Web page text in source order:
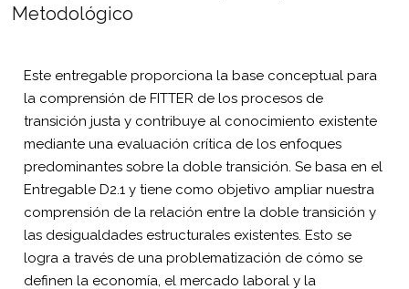
Metodológico
Este entregable proporciona la base conceptual para
la comprensión de FITTER de los procesos de
transición justa y contribuye al conocimiento existente
mediante una evaluación crítica de los enfoques
predominantes sobre la doble transición. Se basa en el
Entregable D2.1 y tiene como objetivo ampliar nuestra
comprensión de la relación entre la doble transición y
las desigualdades estructurales existentes. Esto se
logra a través de una problematización de cómo se
definen la economía, el mercado laboral y la